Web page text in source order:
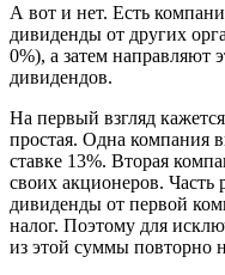
А вот и нет. Есть
дивиденды от других
0%), а затем направляют
дивидендов.
На первый взгляд
простая. Одна компания
ставке 13%. Вторая
своих акционеров.
дивиденды от первой
налог. Поэтому для
из этой суммы повторно